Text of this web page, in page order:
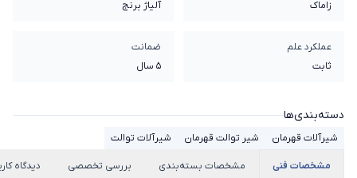
زاماک
آلیاژ برنج
عملکرد علم
ثابت
ضمانت
5 سال
دسته‌بندی‌ها
شیرآلات قهرمان شیر توالت قهرمان شیرآلات توالت
مشخصات فنی مشخصات بسته‌بندی بررسی تخصصی دیدگاه